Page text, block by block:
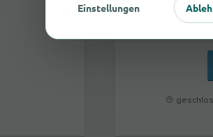
Einstellungen